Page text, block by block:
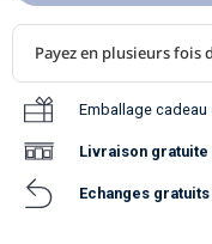
Emballage cadeau
Livraison gratuite
Echanges gratuits